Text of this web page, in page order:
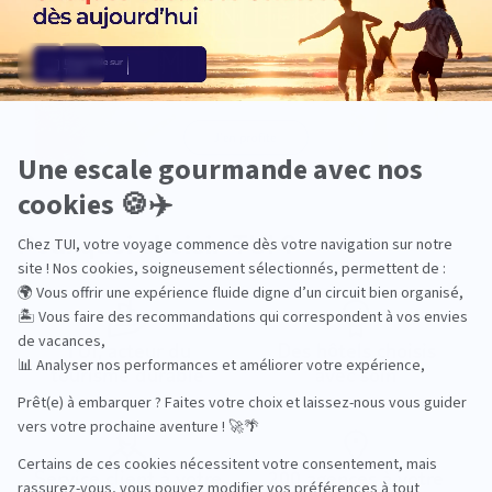
Pourquoi choisir TUI ?
TUI, acteur du
tourisme durable
avec soin
200 agences à votre